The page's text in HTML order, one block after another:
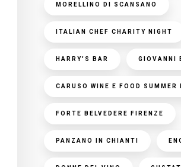
MORELLINO DI SCANSANO
ITALIAN CHEF CHARITY NIGHT
HARRY'S BAR GIOVANNI
CARUSO WINE E FOOD SUMMER
FORTE BELVEDERE FIRENZE
PANZANO IN CHIANTI